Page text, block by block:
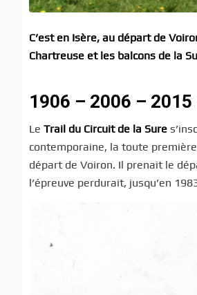
C’est en Isère, au départ de
Chartreuse et les balcons de la
1906 – 2006 – 2015
Le Trail du Circuit de la Sure
contemporaine, la toute
départ de Voiron. Il prenait le
l’épreuve perdurait, jusqu’en